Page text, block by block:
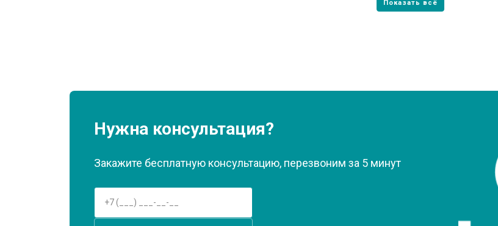
Нужна консультация?
Закажите бесплатную консультацию, перезвоним за 5 минут